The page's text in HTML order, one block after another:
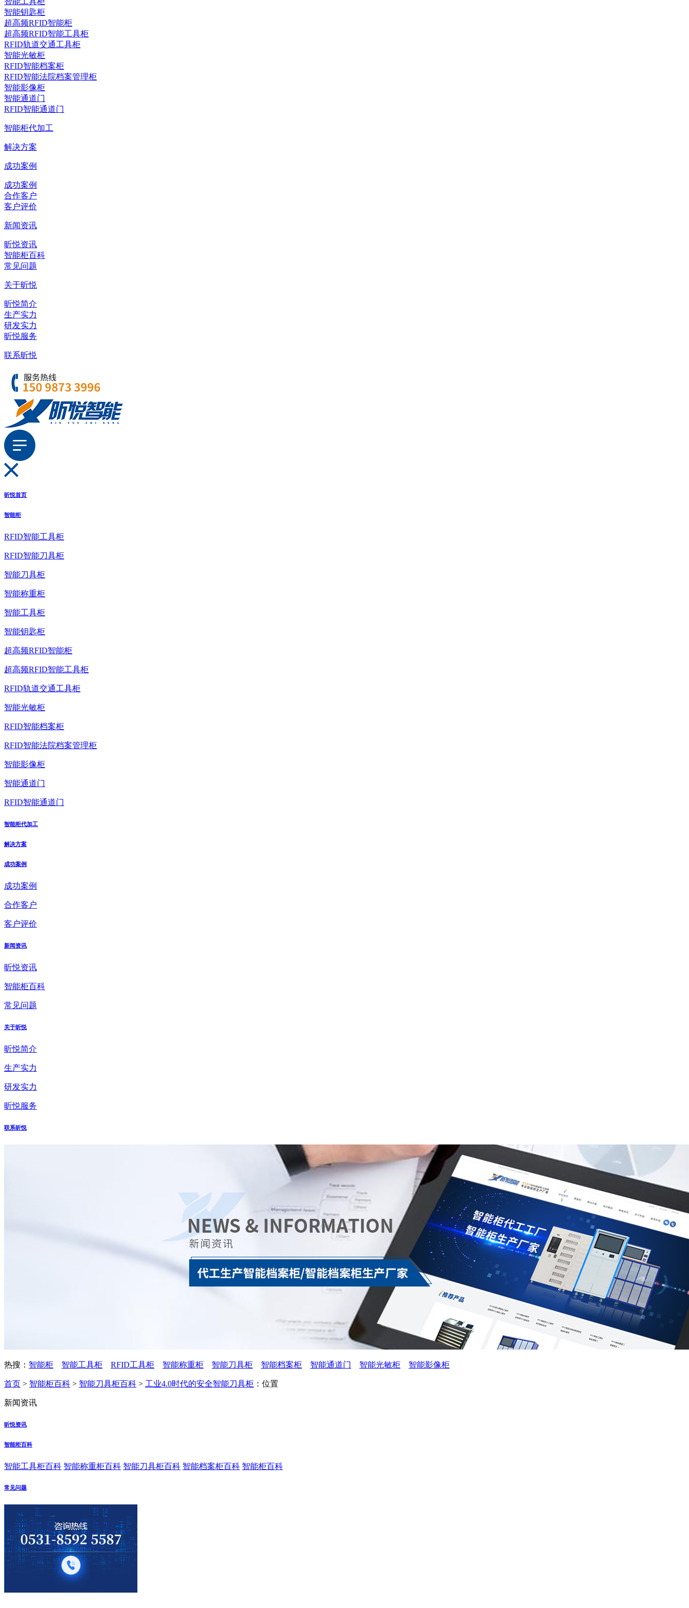
智能钥匙柜
超高频RFID智能柜
超高频RFID智能工具柜
RFID轨道交通工具柜
智能光敏柜
RFID智能档案柜
RFID智能法院档案管理柜
智能影像柜
智能通道门
RFID智能通道门
智能柜代加工
解决方案
成功案例
成功案例
合作客户
客户评价
新闻资讯
昕悦资讯
智能柜百科
常见问题
关于昕悦
昕悦简介
生产实力
研发实力
昕悦服务
联系昕悦
昕悦首页
智能柜
RFID智能工具柜
RFID智能刀具柜
智能刀具柜
智能称重柜
智能工具柜
智能钥匙柜
超高频RFID智能柜
超高频RFID智能工具柜
RFID轨道交通工具柜
智能光敏柜
RFID智能档案柜
RFID智能法院档案管理柜
智能影像柜
智能通道门
RFID智能通道门
智能柜代加工
解决方案
成功案例
成功案例
合作客户
客户评价
新闻资讯
昕悦资讯
智能柜百科
常见问题
关于昕悦
昕悦简介
生产实力
研发实力
昕悦服务
联系昕悦
热搜： 智能柜 智能工具柜 RFID工具柜 智能称重柜 智能刀具柜 智能档案柜 智能通道门 智能光敏柜 智能影像柜
首页 > 智能柜百科 > 智能刀具柜百科 > 工业4.0时代的安全智能刀具柜 ：位置
新闻资讯
昕悦资讯
智能柜百科
智能工具柜百科 智能称重柜百科 智能刀具柜百科 智能档案柜百科 智能柜百科
常见问题